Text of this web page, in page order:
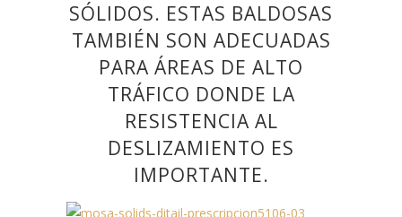
SÓLIDOS. ESTAS BALDOSAS
TAMBIÉN SON ADECUADAS
PARA ÁREAS DE ALTO
TRÁFICO DONDE LA
RESISTENCIA AL
DESLIZAMIENTO ES
IMPORTANTE.